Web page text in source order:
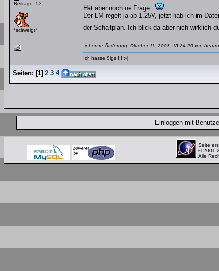
Beiträge: 53
*schweigt*
Hät aber noch ne Frage.
Der LM regelt ja ab 1.25V, jetzt hab ich im
der Schaltplan. Ich blick da aber nich wirklich
« Letzte Änderung: Oktober 11, 2003, 15:24:20 von
Ich hasse Sigs !!! ;-)
Seiten: [1] 2 3 4
Einloggen mit
Seite
© 2001-
Alle